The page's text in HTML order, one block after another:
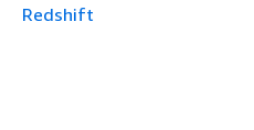
Redshift